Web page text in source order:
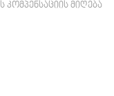
კომპენსაციის მიღება